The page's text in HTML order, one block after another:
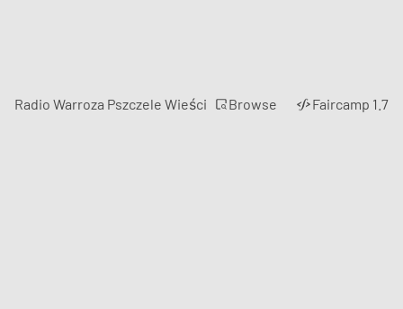
Radio Warroza Pszczele Wieści Browse Faircamp 1.7